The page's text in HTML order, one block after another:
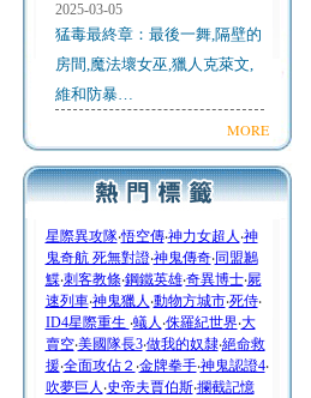
2025-03-05
猛毒最終章：最後一舞,隔壁的
房間,魔法壞女巫,獵人克萊文,
維和防暴…
MORE
星際異攻隊‧悟空傳‧神力女超人 ‧神
鬼奇航 死無對證‧神鬼傳奇‧同盟鶼
鰈‧刺客教條‧鋼鐵英雄‧奇異博士‧屍
速列車‧神鬼獵人 ‧動物方城市‧死侍‧
ID4星際重生 ‧蟻人 ‧侏羅紀世界‧大
賣空‧美國隊長3‧做我的奴隸‧絕命救
援‧全面攻佔２ ‧金牌拳手‧神鬼認證4‧
吹夢巨人 ‧史帝夫賈伯斯‧攔截記憶